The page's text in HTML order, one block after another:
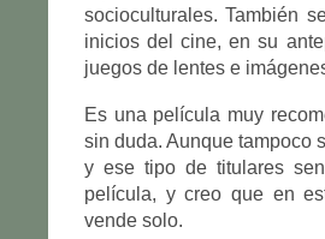
socioculturales. También
inicios del cine, en su
juegos de lentes e
Es una película muy
sin duda. Aunque tampoco
y ese tipo de titulares
película, y creo que en
vende solo.